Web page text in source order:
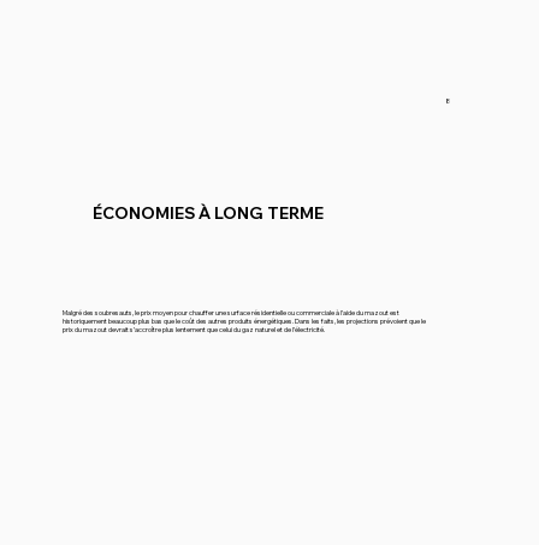
ÉCONOMIES À LONG TERME
Malgré des soubresauts, le prix moyen pour chauffer une surface résidentielle ou commerciale à l’aide du mazout est
historiquement beaucoup plus bas que le coût des autres produits énergétiques. Dans les faits, les projections prévoient que le
prix du mazout devrait s’accroître plus lentement que celui du gaz naturel et de l’électricité.
8